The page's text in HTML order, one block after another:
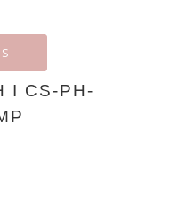
I CS-PH-